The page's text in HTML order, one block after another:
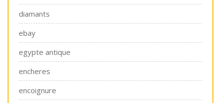
diamants
ebay
egypte antique
encheres
encoignure